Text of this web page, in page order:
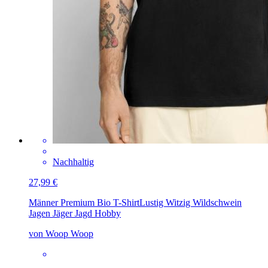
Nachhaltig
27,99 €
Männer Premium Bio T-ShirtLustig Witzig Wildschwein
Jagen Jäger Jagd Hobby
von Woop Woop